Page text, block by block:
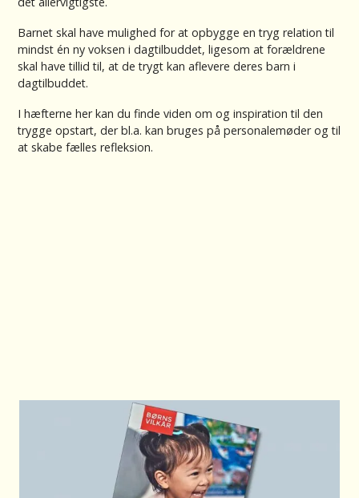
Barnet skal have mulighed for at opbygge en tryg relation til
mindst én ny voksen i dagtilbuddet, ligesom at forældrene
skal have tillid til, at de trygt kan aflevere deres barn i
dagtilbuddet.
I hæfterne her kan du finde viden om og inspiration til den
trygge opstart, der bl.a. kan bruges på personalemøder og til
at skabe fælles refleksion.